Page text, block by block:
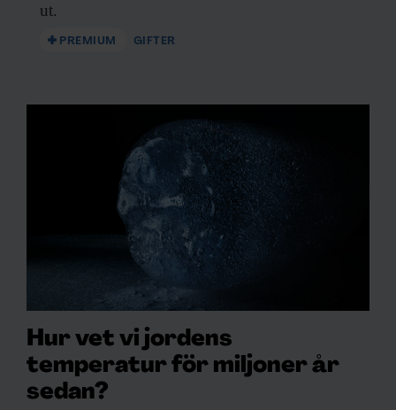
ut.
PREMIUM GIFTER
Hur vet vi jordens
temperatur för miljoner år
sedan?